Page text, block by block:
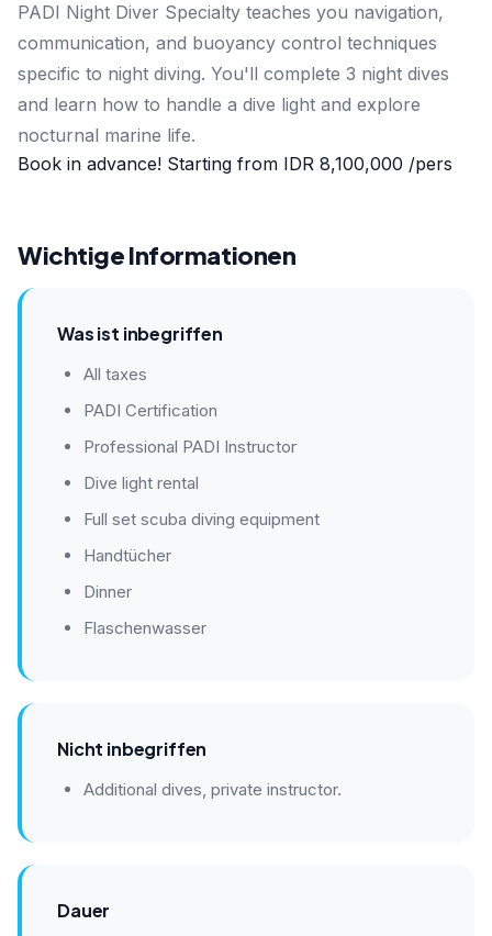
PADI Night Diver Specialty teaches you navigation,
communication, and buoyancy control techniques
specific to night diving. You'll complete 3 night dives
and learn how to handle a dive light and explore
nocturnal marine life.
Book in advance! Starting from IDR 8,100,000 /pers
Wichtige Informationen
Was ist inbegriffen
All taxes
PADI Certification
Professional PADI Instructor
Dive light rental
Full set scuba diving equipment
Handtücher
Dinner
Flaschenwasser
Nicht inbegriffen
Additional dives, private instructor.
Dauer